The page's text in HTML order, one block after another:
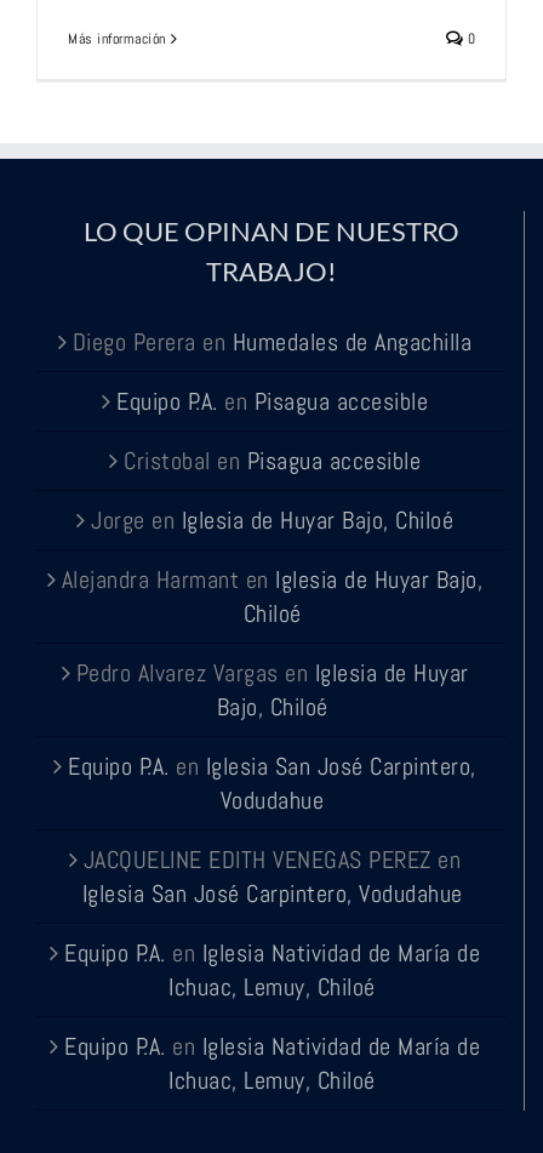
Más información 0
LO QUE OPINAN DE NUESTRO
TRABAJO!
Diego Perera en Humedales de Angachilla
Equipo P.A. en Pisagua accesible
Cristobal en Pisagua accesible
Jorge en Iglesia de Huyar Bajo, Chiloé
Alejandra Harmant en Iglesia de Huyar Bajo,
Chiloé
Pedro Alvarez Vargas en Iglesia de Huyar
Bajo, Chiloé
Equipo P.A. en Iglesia San José Carpintero,
Vodudahue
JACQUELINE EDITH VENEGAS PEREZ en
Iglesia San José Carpintero, Vodudahue
Equipo P.A. en Iglesia Natividad de María de
Ichuac, Lemuy, Chiloé
Equipo P.A. en Iglesia Natividad de María de
Ichuac, Lemuy, Chiloé